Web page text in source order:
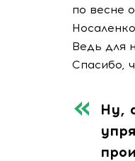
по весне
Ведь для
Спасибо,
Ну,